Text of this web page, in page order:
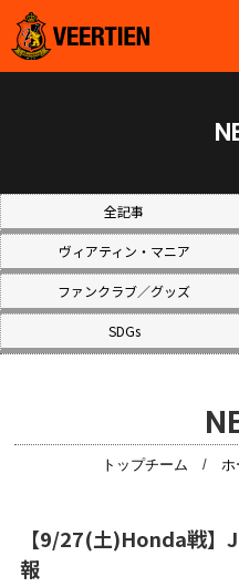
全記事
ヴィアティン・マニア
ファンクラブ／グッズ
SDGs
トップチーム / ホ
【9/27(土)Honda戦】
報